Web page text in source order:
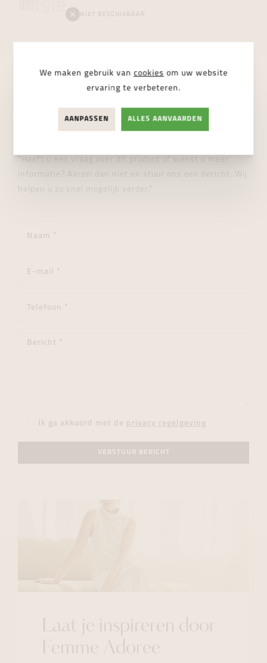
NIET BESCHIKBAAR
Wij helpen je graag verder!
"Heeft u een vraag over dit product of wenst u meer
informatie? Aarzel dan niet en stuur ons een bericht. Wij
helpen u zo snel mogelijk verder."
Ik ga akkoord met de privacy regelgeving
VERSTUUR BERICHT
Laat je inspireren door
Femme Adoree
We maken gebruik van cookies om uw website
ervaring te verbeteren.
AANPASSEN ALLES AANVAARDEN